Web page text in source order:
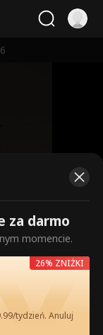
za darmo
momencie.
tydzień. Anuluj
26% ZNIŻKI